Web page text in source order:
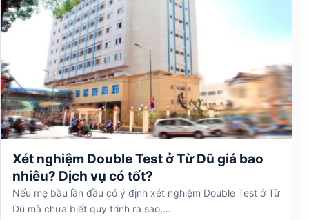
Xét nghiệm Double Test ở Từ Dũ giá bao
nhiêu? Dịch vụ có tốt?
Nếu mẹ bầu lần đầu có ý định xét nghiệm Double Test ở Từ
Dũ mà chưa biết quy trình ra sao,…